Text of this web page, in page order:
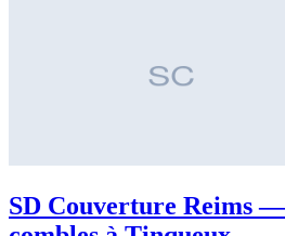
SD Couverture Reims